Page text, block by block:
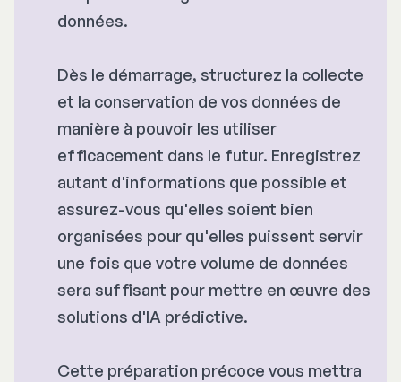
données.
Dès le démarrage, structurez la collecte
et la conservation de vos données de
manière à pouvoir les utiliser
efficacement dans le futur. Enregistrez
autant d'informations que possible et
assurez-vous qu'elles soient bien
organisées pour qu'elles puissent servir
une fois que votre volume de données
sera suffisant pour mettre en œuvre des
solutions d'IA prédictive.
Cette préparation précoce vous mettra